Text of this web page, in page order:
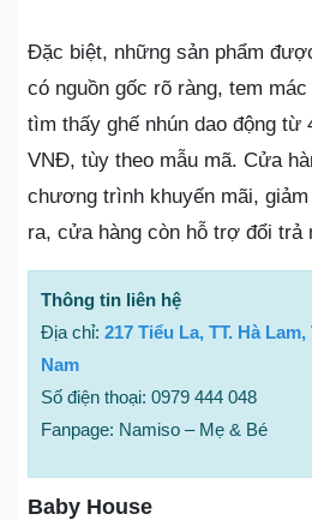
Đặc biệt, những sản phẩm
có nguồn gốc rõ ràng, tem
tìm thấy ghế nhún dao động từ
VNĐ, tùy theo mẫu mã. Cửa
chương trình khuyến mãi,
ra, cửa hàng còn hỗ trợ đổi trả
Thông tin liên hệ
Địa chỉ: 217 Tiểu La, TT. Hà
Nam
Số điện thoại: 0979 444 048
Fanpage: Namiso – Mẹ & Bé
Baby House